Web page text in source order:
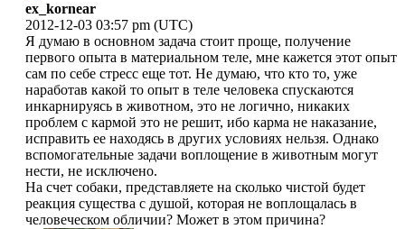
ex_kornear
2012-12-03 03:57 pm (UTC)
Я думаю в основном задача стоит проще, получение
первого опыта в материальном теле, мне кажется этот опыт
сам по себе стресс еще тот. Не думаю, что кто то, уже
наработав какой то опыт в теле человека спускаются
инкарнируясь в животном, это не логично, никаких
проблем с кармой это не решит, ибо карма не наказание,
исправить ее находясь в других условиях нельзя. Однако
вспомогательные задачи воплощение в животным могут
нести, не исключено.
На счет собаки, представляете на сколько чистой будет
реакция существа с душой, которая не воплощалась в
человеческом обличии? Может в этом причина?